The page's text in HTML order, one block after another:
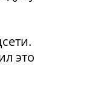
это